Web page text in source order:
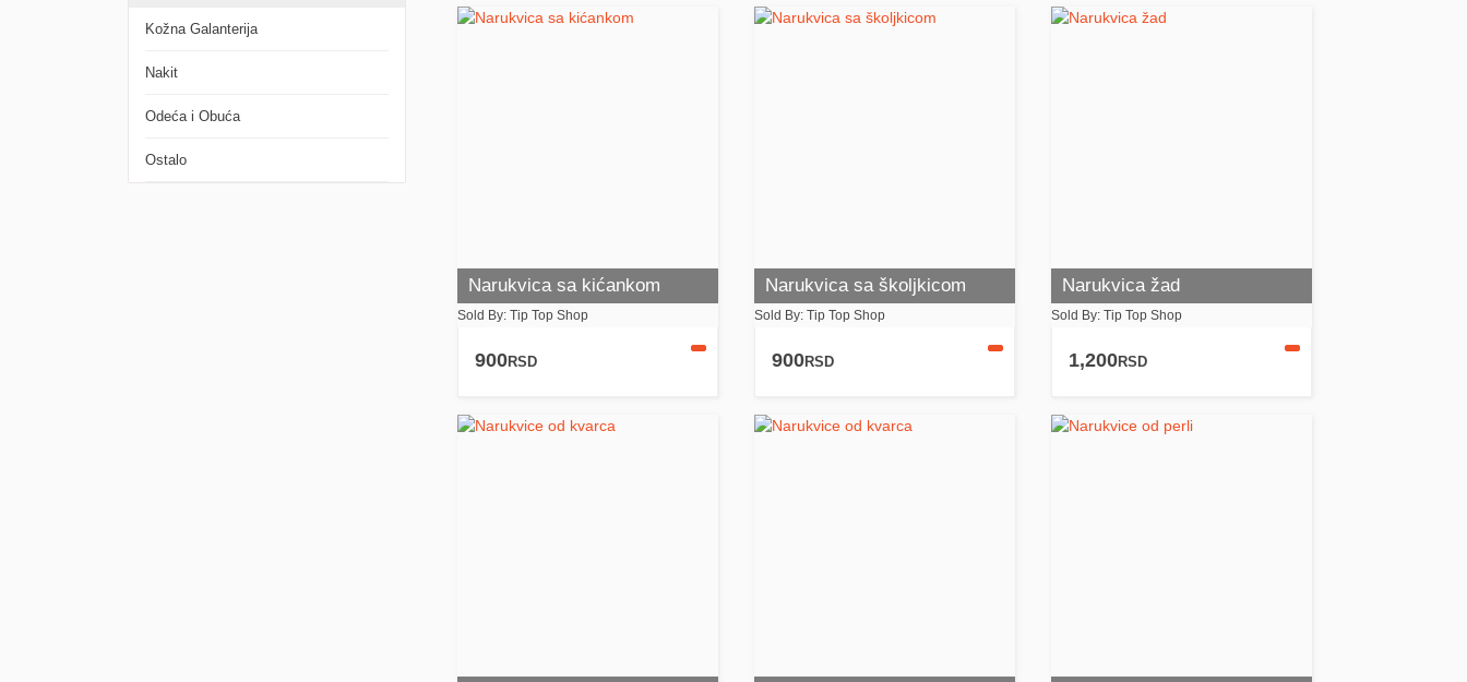
Kožna Galanterija
Nakit
Odeća i Obuća
Ostalo
Narukvica sa kićankom
Sold By: Tip Top Shop
900RSD
Narukvica sa školjkicom
Sold By: Tip Top Shop
900RSD
Narukvica žad
Sold By: Tip Top Shop
1,200RSD